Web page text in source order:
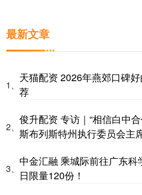
最新文章
1、
天猫配资 2026年燕郊口碑
荐
2、
俊升配资 专访｜“相信白中
斯布列斯特州执行委员会主
3、
中金汇融 乘城际前往广东
日限量120份！